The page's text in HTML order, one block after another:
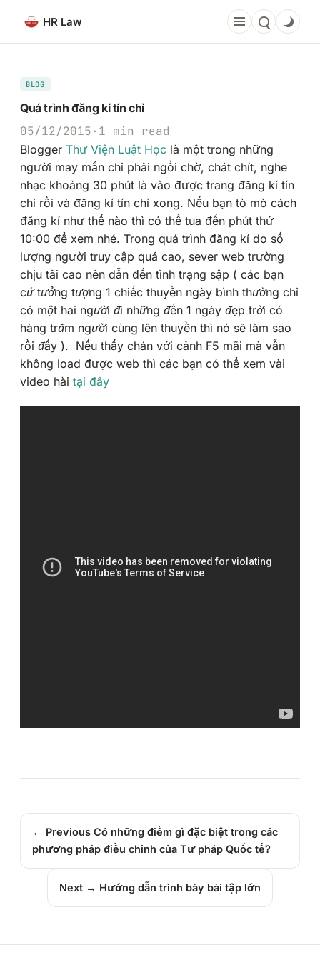
phần
dung
HR Law
BLOG
Quá trình đăng kí tín chỉ
05/12/2015· 1 min read
Blogger Thư Viện Luật Học là một trong những
người may mắn chỉ phải ngồi chờ, chát chít, nghe
nhạc khoảng 30 phút là vào được trang đăng kí tín
chỉ rồi và đăng kí tín chỉ xong. Nếu bạn tò mò cách
đăng kí như thế nào thì có thể tua đến phút thứ
10:00 để xem nhé. Trong quá trình đăng kí do số
lượng người truy cập quá cao, sever web trường
chịu tải cao nên dẫn đến tình trạng sập ( các bạn
cứ tưởng tượng 1 chiếc thuyền ngày bình thường chỉ
có một hai người đi những đến 1 ngày đẹp trời có
hàng trăm người cùng lên thuyền thì nó sẽ làm sao
rồi đấy ). Nếu thấy chán với cảnh F5 mãi mà vẫn
không load được web thì các bạn có thể xem vài
video hài tại đây
← Previous Có những điểm gì đặc biệt trong các
phương pháp điều chỉnh của Tư pháp Quốc tế?
Next → Hướng dẫn trình bày bài tập lớn